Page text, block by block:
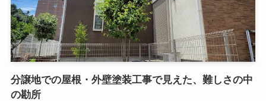
分譲地での屋根・外壁塗装工事で見えた、難しさの中
の勘所